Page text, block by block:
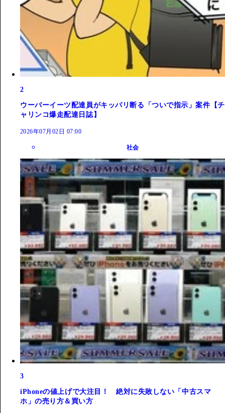
2
ウーバーイーツ配達員がキッパリ断る「ついで指示」案件【チ
ャリンコ爆走配達日誌】
2026年07月02日 07:00
社会
3
iPhoneの値上げで大注目！ 絶対に失敗しない「中古スマ
ホ」の売り方＆買い方